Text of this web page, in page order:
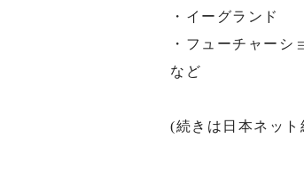
・イーグランド
・フューチャーシ
など
(続きは日本ネッ